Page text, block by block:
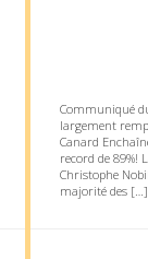
Communiqué
largement
Canard
record de 89%!
Christophe
majorité des […]